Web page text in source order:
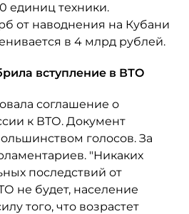
единиц техники.
от наводнения на Кубани
в 4 млрд рублей.
вступление в ВТО
соглашение о
к ВТО. Документ
голосов. За
"Никаких
последствий от
не будет, население
того, что возрастет